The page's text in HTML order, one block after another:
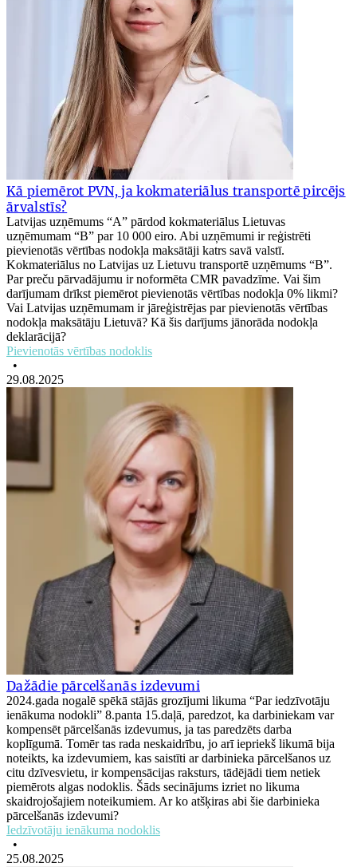
Kā piemērot PVN, ja kokmateriālus transportē pircējs
ārvalstīs?
Latvijas uzņēmums “A” pārdod kokmateriālus Lietuvas
uzņēmumam “B” par 10 000 eiro. Abi uzņēmumi ir reģistrēti
pievienotās vērtības nodokļa maksātāji katrs savā valstī.
Kokmateriālus no Latvijas uz Lietuvu transportē uzņēmums “B”.
Par preču pārvadājumu ir noformēta CMR pavadzīme. Vai šim
darījumam drīkst piemērot pievienotās vērtības nodokļa 0% likmi?
Vai Latvijas uzņēmumam ir jāreģistrējas par pievienotās vērtības
nodokļa maksātāju Lietuvā? Kā šis darījums jānorāda nodokļa
deklarācijā?
Pievienotās vērtības nodoklis
•
29.08.2025
Dažādie pārcelšanās izdevumi
2024.gada nogalē spēkā stājās grozījumi likuma “Par iedzīvotāju
ienākuma nodokli” 8.panta 15.daļā, paredzot, ka darbiniekam var
kompensēt pārcelšanās izdevumus, ja tas paredzēts darba
koplīgumā. Tomēr tas rada neskaidrību, jo arī iepriekš likumā bija
noteikts, ka izdevumiem, kas saistīti ar darbinieka pārcelšanos uz
citu dzīvesvietu, ir kompensācijas raksturs, tādējādi tiem netiek
piemērots algas nodoklis. Šāds secinājums izriet no likuma
skaidrojošajiem noteikumiem. Ar ko atšķiras abi šie darbinieka
pārcelšanās izdevumi?
Iedzīvotāju ienākuma nodoklis
•
25.08.2025